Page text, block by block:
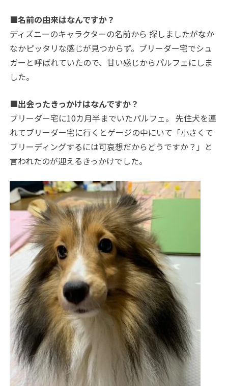
■名前の由来はなんですか？
ディズニーのキャラクターの名前から 探しましたがなか
なかピッタリな感じが見つからず。ブリーダー宅でシュ
ガーと呼ばれていたので、甘い感じからパルフェにしま
した。
■出会ったきっかけはなんですか？
ブリーダー宅に10カ月半までいたパルフェ。 先住犬を連
れてブリーダー宅に行くとゲージの中にいて「小さくて
ブリーディングするには可哀想だからどうですか？」と
言われたのが迎えるきっかけでした。